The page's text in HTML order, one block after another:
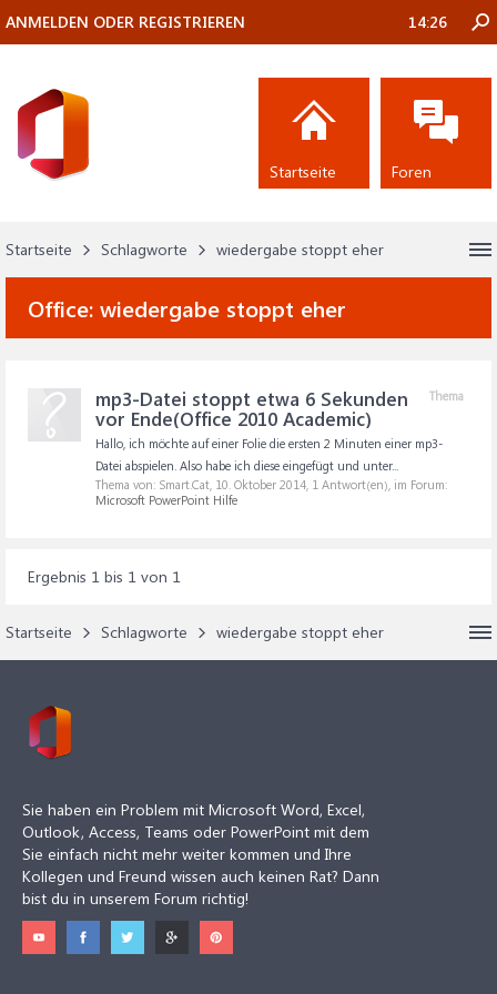
Startseite Schlagworte wiedergabe stoppt eher
Office: wiedergabe stoppt eher
Thema
mp3-Datei stoppt etwa 6 Sekunden
vor Ende(Office 2010 Academic)
Hallo, ich möchte auf einer Folie die ersten 2 Minuten einer mp3-
Datei abspielen. Also habe ich diese eingefügt und unter...
Thema von: Smart.Cat, 10. Oktober 2014, 1 Antwort(en), im Forum:
Microsoft PowerPoint Hilfe
Ergebnis 1 bis 1 von 1
Startseite Schlagworte wiedergabe stoppt eher
ANMELDEN ODER REGISTRIEREN 14:26
Startseite Foren
Sie haben ein Problem mit Microsoft Word, Excel,
Outlook, Access, Teams oder PowerPoint mit dem
Sie einfach nicht mehr weiter kommen und Ihre
Kollegen und Freund wissen auch keinen Rat? Dann
bist du in unserem Forum richtig!